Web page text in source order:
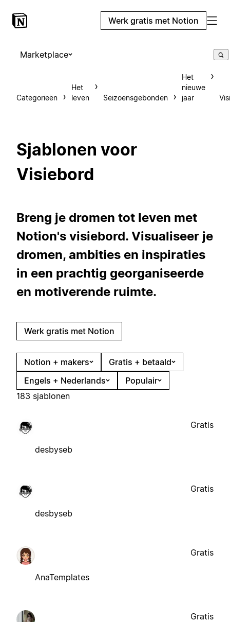
Werk gratis met Notion
Marketplace
Categorieën
Het
leven
Seizoensgebonden
Het
nieuwe
jaar
Sjablonen voor
Visiebord
Breng je dromen tot leven met
Notion's visiebord. Visualiseer je
dromen, ambities en inspiraties
in een prachtig georganiseerde
en motiverende ruimte.
Werk gratis met Notion
Notion + makers
Gratis + betaald
Engels + Nederlands
Populair
183 sjablonen
desbyseb
Gratis
desbyseb
Gratis
AnaTemplates
Gratis
Gratis